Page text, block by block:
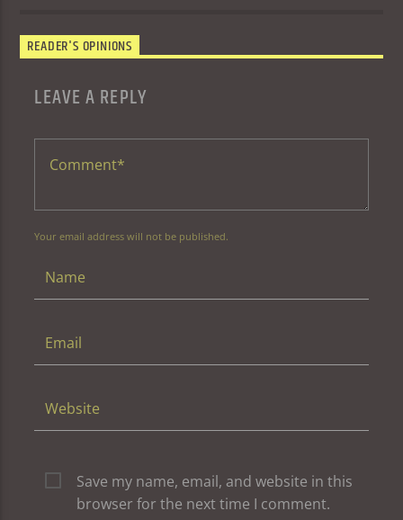
READER'S OPINIONS
LEAVE A REPLY
Your email address will not be published.
Save my name, email, and website in this
browser for the next time I comment.